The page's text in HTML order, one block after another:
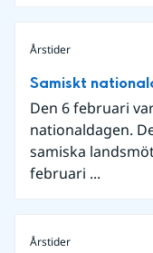
Årstider
Samiskt
Den 6 februari
nationaldagen.
samiska
februari ...
Årstider